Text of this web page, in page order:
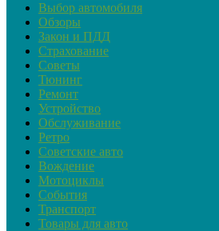
Выбор автомобиля
Обзоры
Закон и ПДД
Страхование
Советы
Тюнинг
Ремонт
Устройство
Обслуживание
Ретро
Советские авто
Вождение
Мотоциклы
События
Транспорт
Товары для авто